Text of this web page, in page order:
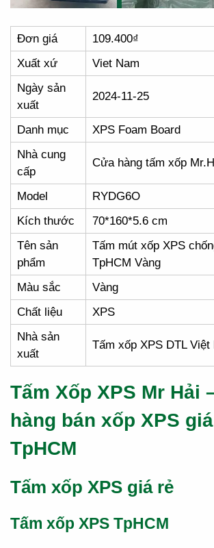
Đơn giá
109.400₫
Xuất xứ
Viet Nam
Ngày sản
xuất
2024-11-25
Danh mục
XPS Foam Board
Nhà cung
cấp
Cửa hàng tấm xốp
Model
RYDG6O
Kích thước
70*160*5.6 cm
Tên sản
phẩm
Tấm mút xốp XPS
TpHCM Vàng
Màu sắc
Vàng
Chất liệu
XPS
Nhà sản
xuất
Tấm xốp XPS DTL Việt
Tấm Xốp XPS Mr Hải
hàng bán xốp XPS
TpHCM
Tấm xốp XPS giá rẻ
Tấm xốp XPS TpHCM